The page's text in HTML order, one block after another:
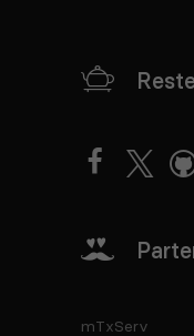
mTxServ